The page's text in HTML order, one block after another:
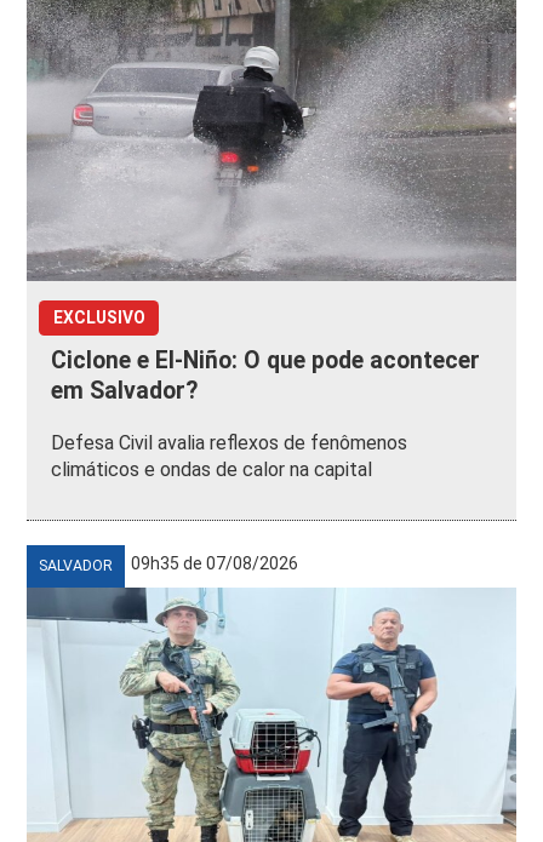
EXCLUSIVO
Ciclone e El-Niño: O que pode acontecer
em Salvador?
Defesa Civil avalia reflexos de fenômenos
climáticos e ondas de calor na capital
SALVADOR 09h35 de 07/08/2026